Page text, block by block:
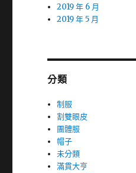
2019 年 6 月
2019 年 5 月
分類
制服
割雙眼皮
團體服
帽子
未分類
滿貫大亨